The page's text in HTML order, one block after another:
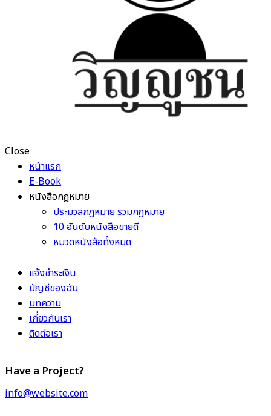
Close
หน้าแรก
E-Book
หนังสือกฎหมาย
ประมวลกฎหมาย รวมกฎหมาย
10 อันดับหนังสือขายดี
หมวดหนังสือทั้งหมด
แจ้งชำระเงิน
บัญชีของฉัน
บทความ
เกี่ยวกับเรา
ติดต่อเรา
Have a Project?
info@website.com